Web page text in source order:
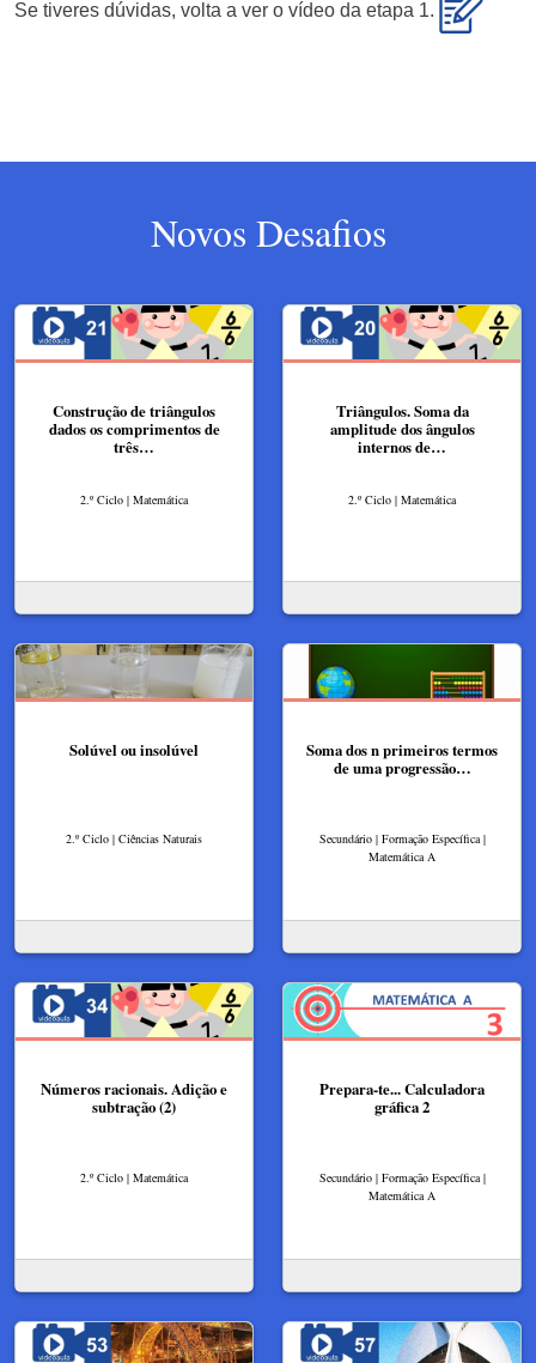
Se tiveres dúvidas, volta a ver o vídeo da etapa 1.
Novos Desafios
Construção de triângulos
dados os comprimentos de
três…
2.º Ciclo | Matemática
Triângulos. Soma da
amplitude dos ângulos
internos de…
2.º Ciclo | Matemática
Solúvel ou insolúvel
2.º Ciclo | Ciências Naturais
Soma dos n primeiros termos
de uma progressão…
Secundário | Formação Específica |
Matemática A
Números racionais. Adição e
subtração (2)
2.º Ciclo | Matemática
Prepara-te... Calculadora
gráfica 2
Secundário | Formação Específica |
Matemática A